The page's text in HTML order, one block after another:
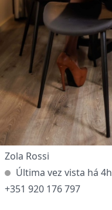
Zola Rossi
Última vez vista há 4h
+351 920 176 797